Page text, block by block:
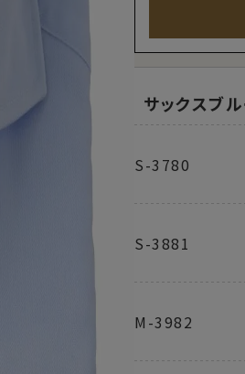
サックスブ
S-3780
S-3881
M-3982